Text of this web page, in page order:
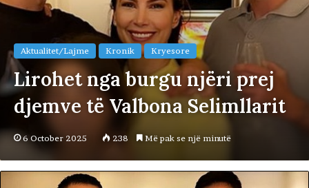
Aktualitet/Lajme Kronik Kryesore
Lirohet nga burgu njëri prej
djemve të Valbona Selimllarit
6 October 2025 238 Më pak se një minutë